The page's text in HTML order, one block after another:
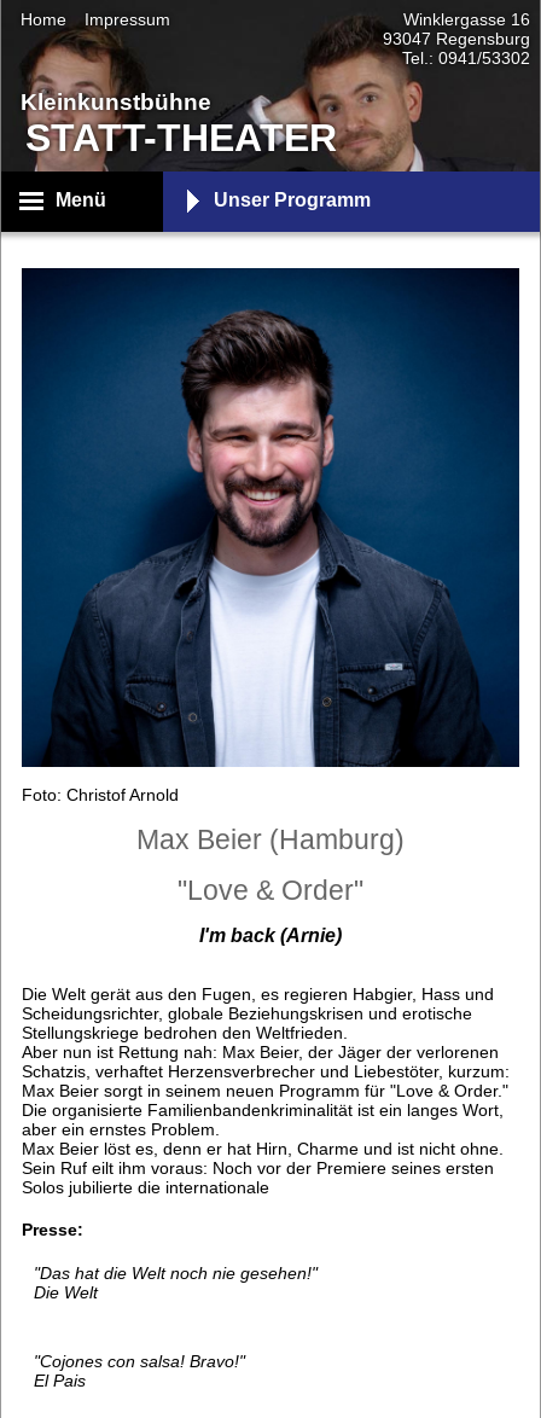
Kleinkunstbühne
STATT-THEATER
Winklergasse 16
93047 Regensburg
Tel.: 0941/53302
Home Impressum
Menü Unser Programm
Foto: Christof Arnold
Max Beier (Hamburg)
"Love & Order"
I'm back (Arnie)
Die Welt gerät aus den Fugen, es regieren Habgier, Hass und
Scheidungsrichter, globale Beziehungskrisen und erotische
Stellungskriege bedrohen den Weltfrieden.
Aber nun ist Rettung nah: Max Beier, der Jäger der verlorenen
Schatzis, verhaftet Herzensverbrecher und Liebestöter, kurzum:
Max Beier sorgt in seinem neuen Programm für "Love & Order."
Die organisierte Familienbandenkriminalität ist ein langes Wort,
aber ein ernstes Problem.
Max Beier löst es, denn er hat Hirn, Charme und ist nicht ohne.
Sein Ruf eilt ihm voraus: Noch vor der Premiere seines ersten
Solos jubilierte die internationale
Presse:
"Das hat die Welt noch nie gesehen!"
Die Welt
"Cojones con salsa! Bravo!"
El Pais